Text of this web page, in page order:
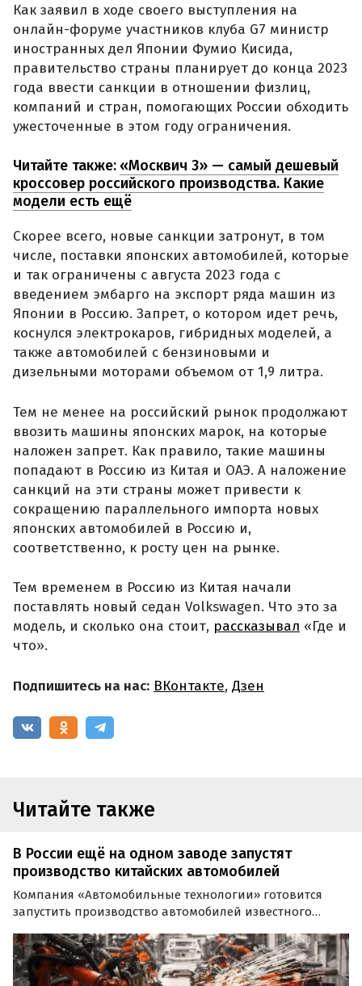
Как заявил в ходе своего выступления на
онлайн-форуме участников клуба G7 министр
иностранных дел Японии Фумио Кисида,
правительство страны планирует до конца 2023
года ввести санкции в отношении физлиц,
компаний и стран, помогающих России обходить
ужесточенные в этом году ограничения.
Читайте также: «Москвич 3» — самый дешевый
кроссовер российского производства. Какие
модели есть ещё
Скорее всего, новые санкции затронут, в том
числе, поставки японских автомобилей, которые
и так ограничены с августа 2023 года с
введением эмбарго на экспорт ряда машин из
Японии в Россию. Запрет, о котором идет речь,
коснулся электрокаров, гибридных моделей, а
также автомобилей с бензиновыми и
дизельными моторами объемом от 1,9 литра.
Тем не менее на российский рынок продолжают
ввозить машины японских марок, на которые
наложен запрет. Как правило, такие машины
попадают в Россию из Китая и ОАЭ. А наложение
санкций на эти страны может привести к
сокращению параллельного импорта новых
японских автомобилей в Россию и,
соответственно, к росту цен на рынке.
Тем временем в Россию из Китая начали
поставлять новый седан Volkswagen. Что это за
модель, и сколько она стоит, рассказывал «Где и
что».
Подпишитесь на нас: ВКонтакте, Дзен
Читайте также
В России ещё на одном заводе запустят
производство китайских автомобилей
Компания «Автомобильные технологии» готовится
запустить производство автомобилей известного
компании 7 ноября сообщил губернатор Калужской
области Владислав Шапша в своем Telegram-канале.